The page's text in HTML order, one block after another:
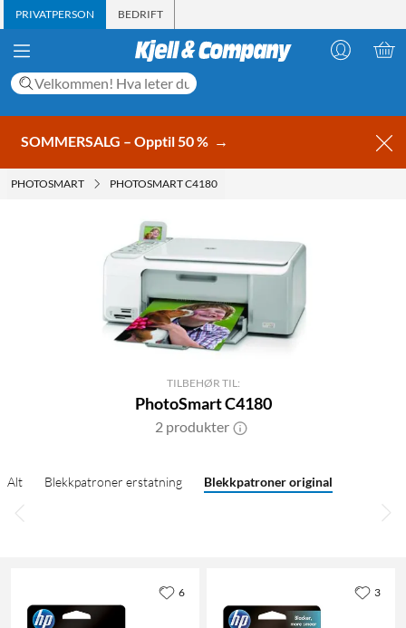
PRIVATPERSON BEDRIFT
SOMMERSALG – Opptil 50 % →
PHOTOSMART PHOTOSMART C4180
TILBEHØR TIL:
PhotoSmart C4180
2 produkter
Alt Blekkpatroner erstatning Blekkpatroner original
6 3